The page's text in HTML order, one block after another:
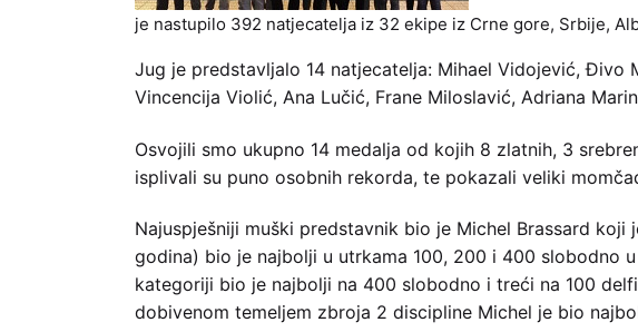
je nastupilo 392 natjecatelja iz 32 ekipe iz Crne gore, Srbije,
Jug je predstavljalo 14 natjecatelja: Mihael Vidojević,
Vincencija Violić, Ana Lučić, Frane Miloslavić, Adriana
Osvojili smo ukupno 14 medalja od kojih 8 zlatnih, 3
isplivali su puno osobnih rekorda, te pokazali veliki
Najuspješniji muški predstavnik bio je Michel Brassard
godina) bio je najbolji u utrkama 100, 200 i 400 slobodno
kategoriji bio je najbolji na 400 slobodno i treći na 100
dobivenom temeljem zbroja 2 discipline Michel je bio